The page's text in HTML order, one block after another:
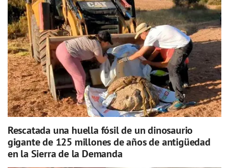
Rescatada una huella fósil de un dinosaurio
gigante de 125 millones de años de antigüedad
en la Sierra de la Demanda